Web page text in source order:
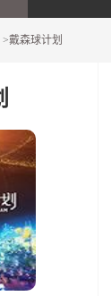
>戴森球计划